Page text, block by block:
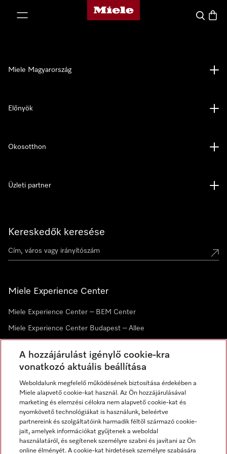
Miele honlapja
Kereses
Kereskedők keresése
Miele Experience Center
Miele Experience Center – BEM Center
Miele Experience Center Budapest – Allee
Hírlevél
Miele Magyarország
Előnyök
Okosotthon
Üzleti partner
A hozzájárulást igénylő cookie-kra
vonatkozó aktuális beállítása
Weboldalunk megfelelő működésének biztosítása érdekében a
Miele alapvető cookie-kat használ. Az Ön hozzájárulásával
marketing és elemzési célokra nem alapvető cookie-kat és
nyomkövető technológiákat is használunk, beleértve
partnereink és szolgáltatóink harmadik féltől származó cookie-
jait, amelyek információkat gyűjtenek a weboldal
használatáról, és segítenek személyre szabni és javítani az Ön
online élményét. A cookie-kat hirdetések személyre szabására